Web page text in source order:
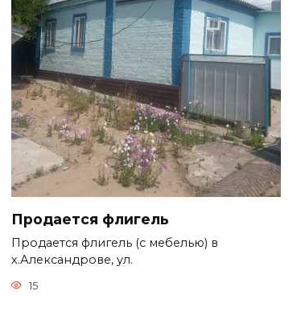
Продается флигель
Продается флигель (с мебелью) в
х.Александрове, ул.
15